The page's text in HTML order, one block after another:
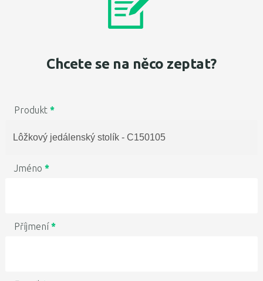
Chcete se na něco zeptat?
Produkt*
Jméno *
Příjmení*